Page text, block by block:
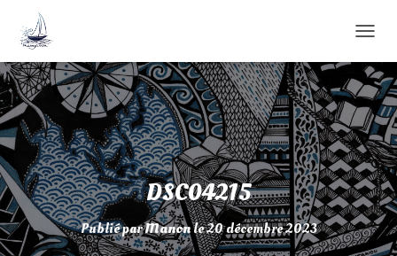
É
P
L
I
E
R
L
A
N
A
V
I
DSC04215
Publié parManonle20 décembre 2023